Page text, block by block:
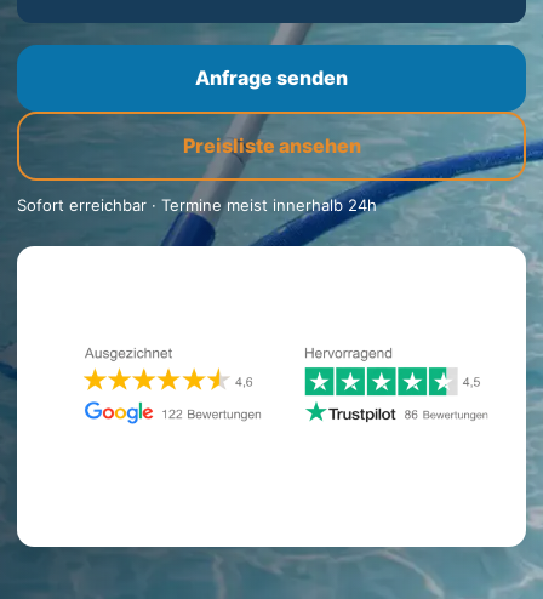
Anfrage senden
Preisliste ansehen
Sofort erreichbar · Termine meist innerhalb 24h